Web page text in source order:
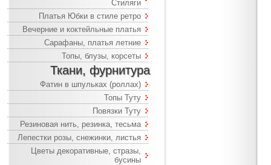
Стиляги
Платья Юбки в стиле ретро
Вечерние и коктейльные платья
Сарафаны, платья летние
Топы, блузы, корсеты
Ткани, фурнитура
Фатин в шпульках (роллах)
Топы Туту
Повязки Туту
Резиновая нить, резинка, тесьма
Лепестки розы, снежинки, листья
Цветы декоративные, стразы,
бусины